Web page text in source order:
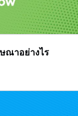
ณาอย่างไร